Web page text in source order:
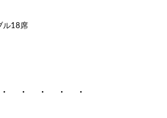
ル18席
・ ・ ・ ・